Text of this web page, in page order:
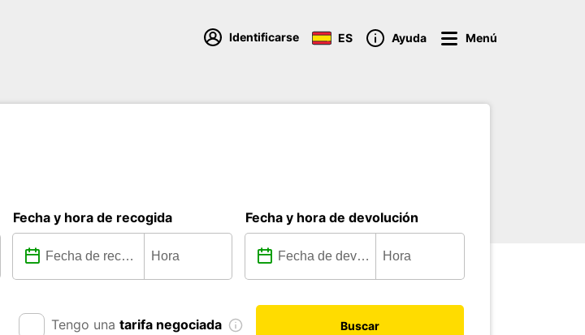
Identificarse ES Ayuda Menú
Fecha y hora de recogida Fecha y hora de devolución
Tengo una tarifa negociada Buscar